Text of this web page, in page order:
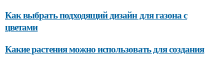
Как выбрать подходящий дизайн для газона с
цветами
Какие растения можно использовать для создания